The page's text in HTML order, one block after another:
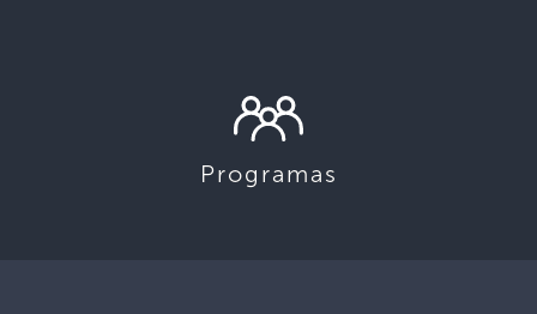
Programas